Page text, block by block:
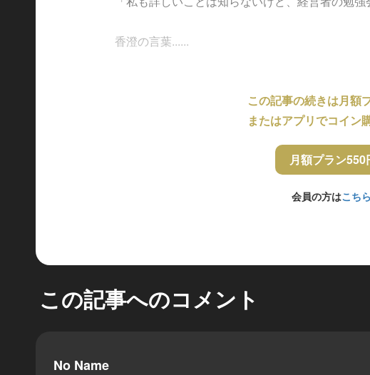
香澄の言葉......
この記事の続きは月額
またはアプリでコイン
月額プラン
会員の方はこち
この記事へのコメント
No Name